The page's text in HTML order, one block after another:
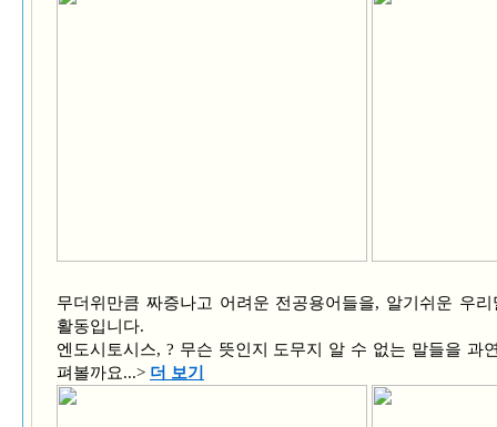
무더위만큼 짜증나고 어려운 전공용어들을, 알기쉬운 우
활동입니다.
엔도시토시스, ? 무슨 뜻인지 도무지 알 수 없는 말들을 과
펴볼까요...> 더 보기